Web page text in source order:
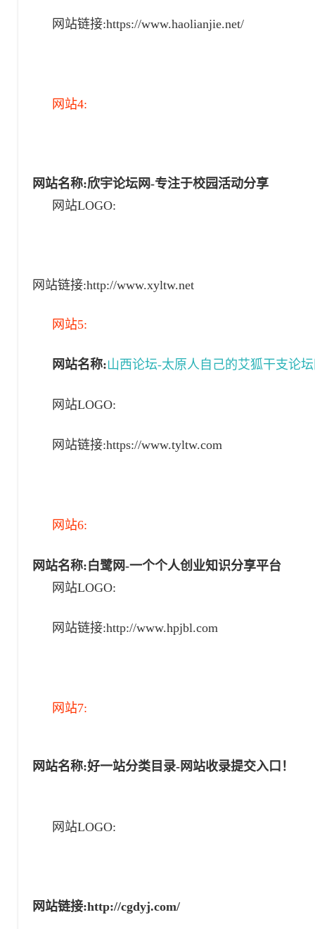
网站链接:https://www.haolianjie.net/
网站4:
网站名称:欣宇论坛网-专注于校园活动分享
网站LOGO:
网站链接:http://www.xyltw.net
网站5:
网站名称:山西论坛-太原人自己的艾狐干支论
网站LOGO:
网站链接:https://www.tyltw.com
网站6:
网站名称: 白鹭网-一个个人创业知识分享平台
网站LOGO:
网站链接:http://www.hpjbl.com
网站7:
网站名称:好一站分类目录-网站收录提交入口！
网站LOGO:
网站链接:http://cgdyj.com/